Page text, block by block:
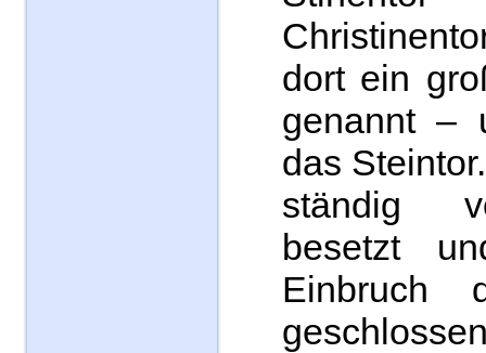
dort ein
genannt –
das
ständig
besetzt
Einbruch